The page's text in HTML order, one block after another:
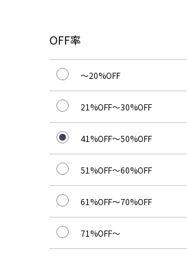
OFF率
～20%OFF
21%OFF～30%OFF
41%OFF～50%OFF
51%OFF～60%OFF
61%OFF～70%OFF
71%OFF～